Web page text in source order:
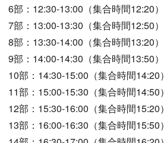
6部：12:30-13:00（集合時間12:20）
7部：13:00-13:30（集合時間12:50）
8部：13:30-14:00（集合時間13:20）
9部：14:00-14:30（集合時間13:50）
10部：14:30-15:00（集合時間14:20）
11部：15:00-15:30（集合時間14:50）
12部：15:30-16:00（集合時間15:20）
13部：16:00-16:30（集合時間15:50）